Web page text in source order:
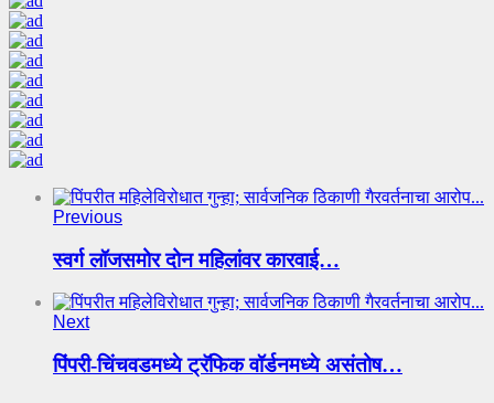
Previous
स्वर्ग लॉजसमोर दोन महिलांवर कारवाई…
Next
पिंपरी-चिंचवडमध्ये ट्रॅफिक वॉर्डनमध्ये असंतोष…